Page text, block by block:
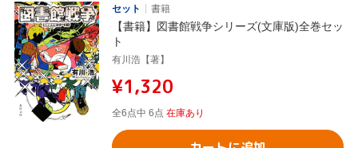
セット 書籍
【書籍】図書館戦争シリーズ(文庫版)全巻セッ
ト
有川浩【著】
¥1,320
全6点中 6点 在庫あり